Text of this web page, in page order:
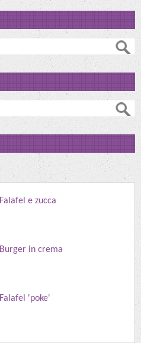
Falafel e zucca
Burger in crema
Falafel 'poke'